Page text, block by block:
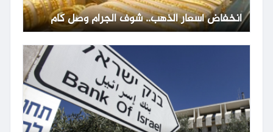
انخفاض أسعار الذهب.. شوف الجرام وصل كام